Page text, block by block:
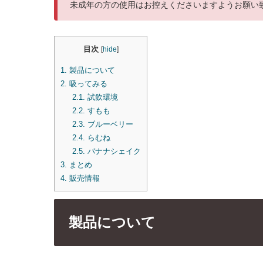
未成年の方の使用はお控えくださいますようお願い
目次 [hide]
1.
製品について
2. 吸ってみる
2.1.
試飲環境
2.2. すもも
2.3. ブルーベリー
2.4.
らむね
2.5. バナナシェイク
3.
まとめ
4. 販売情報
製品について